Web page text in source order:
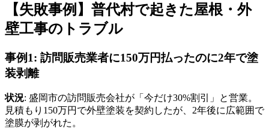
【失敗事例】普代村で起きた屋根・外
壁工事のトラブル
事例1: 訪問販売業者に150万円払ったのに2年で塗
装剥離
状況: 盛岡市の訪問販売会社が「今だけ30%割引」と営業。
見積もり150万円で外壁塗装を契約したが、2年後に広範囲で
塗膜が剥がれた。